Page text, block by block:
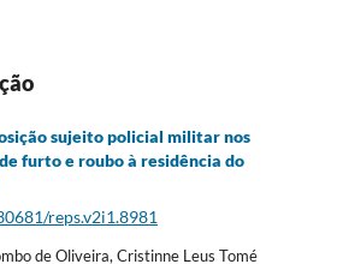
sujeito policial militar nos
furto e roubo à residência do
reps.v2i1.8981
de Oliveira, Cristinne Leus Tomé